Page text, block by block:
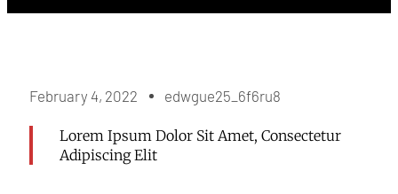
February 4, 2022 edwgue25_6f6ru8
Lorem Ipsum Dolor Sit Amet, Consectetur
Adipiscing Elit